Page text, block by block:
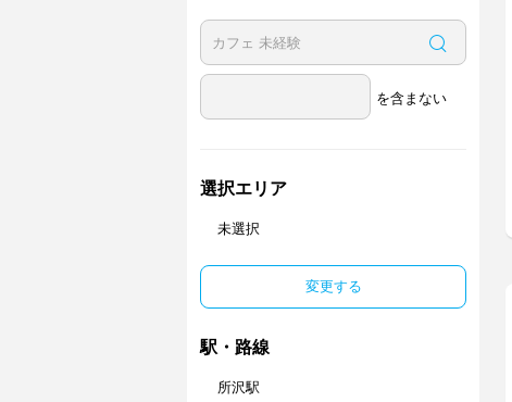
を含まない
選択エリア
未選択
変更する
駅・路線
所沢駅